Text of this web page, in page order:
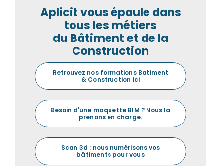
Aplicit vous épaule dans
tous les métiers
du Bâtiment et de la
Construction
Retrouvez nos formations Batiment
& Construction ici
Besoin d'une maquette BIM ? Nous la
prenons en charge.
Scan 3d : nous numérisons vos
bâtiments pour vous